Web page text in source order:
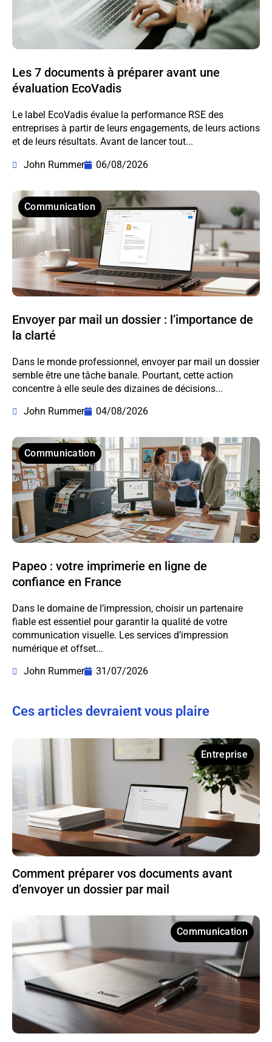
Les 7 documents à préparer avant une
évaluation EcoVadis
Le label EcoVadis évalue la performance RSE des
entreprises à partir de leurs engagements, de leurs actions
et de leurs résultats. Avant de lancer tout...
John Rummer
06/08/2026
Communication
Envoyer par mail un dossier : l’importance de
la clarté
Dans le monde professionnel, envoyer par mail un dossier
semble être une tâche banale. Pourtant, cette action
concentre à elle seule des dizaines de décisions...
John Rummer
04/08/2026
Communication
Papeo : votre imprimerie en ligne de
confiance en France
Dans le domaine de l’impression, choisir un partenaire
fiable est essentiel pour garantir la qualité de votre
communication visuelle. Les services d’impression
numérique et offset...
John Rummer
31/07/2026
Ces articles devraient vous plaire
Entreprise
Comment préparer vos documents avant
d’envoyer un dossier par mail
Communication